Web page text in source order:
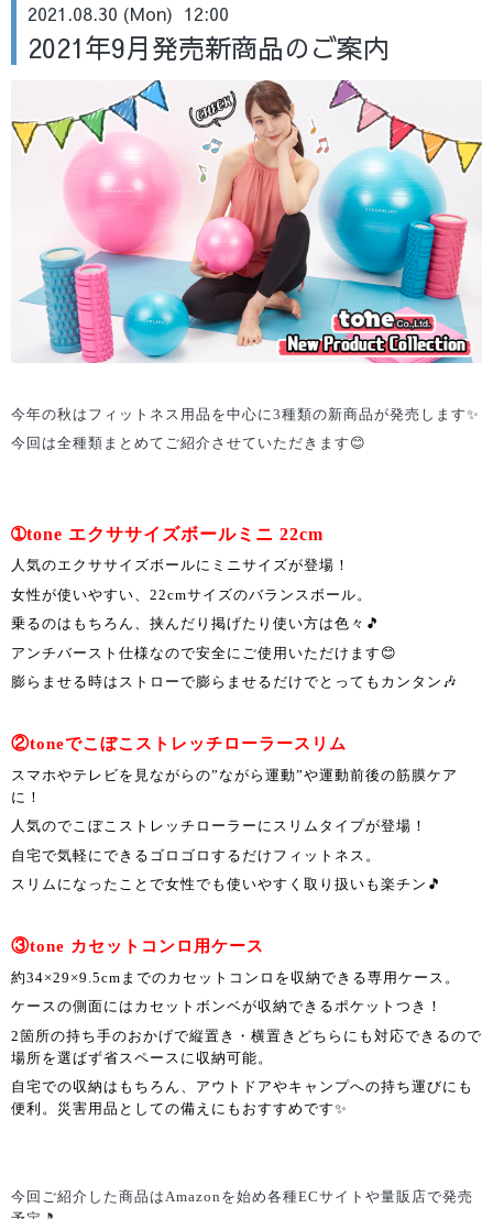
2021.08.30 (Mon) 12:00
2021年9月発売新商品のご案内
今年の秋はフィットネス用品を中心に3種類の新商品が発売します✨
今回は全種類まとめてご紹介させていただきます😊
➀tone エクササイズボールミニ 22cm
人気のエクササイズボールにミニサイズが登場！
女性が使いやすい、22cmサイズのバランスボール。
乗るのはもちろん、挟んだり掲げたり使い方は色々🎵
アンチバースト仕様なので安全にご使用いただけます😊
膨らませる時はストローで膨らませるだけでとってもカンタン🎶
②toneでこぼこストレッチローラースリム
スマホやテレビを見ながらの”ながら運動”や運動前後の筋膜ケア
に！
人気のでこぼこストレッチローラーにスリムタイプが登場！
自宅で気軽にできるゴロゴロするだけフィットネス。
スリムになったことで女性でも使いやすく取り扱いも楽チン🎵
③tone カセットコンロ用ケース
約34×29×9.5cmまでのカセットコンロを収納できる専用ケース。
ケースの側面にはカセットボンベが収納できるポケットつき！
2箇所の持ち手のおかげで縦置き・横置きどちらにも対応できるので
場所を選ばず省スペースに収納可能。
自宅での収納はもちろん、アウトドアやキャンプへの持ち運びにも
便利。災害用品としての備えにもおすすめです✨
今回ご紹介した商品はAmazonを始め各種ECサイトや量販店で発売